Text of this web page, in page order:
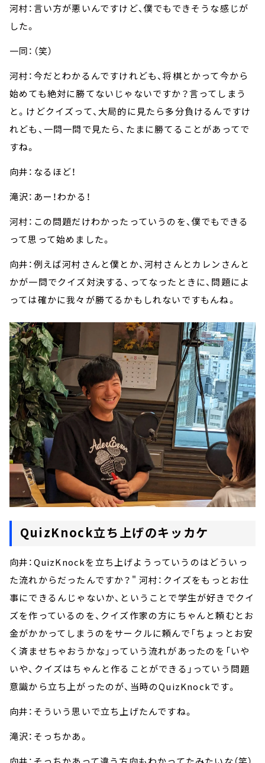
河村：言い方が悪いんですけど、僕でもできそうな感じが
した。
一同：（笑）
河村：今だとわかるんですけれども、将棋とかって今から
始めても絶対に勝てないじゃないですか？言ってしまう
と。けどクイズって、大局的に見たら多分負けるんですけ
れども、一問一問で見たら、たまに勝てることがあってで
すね。
向井：なるほど！
滝沢：あー！わかる！
河村：この問題だけわかったっていうのを、僕でもできる
って思って始めました。
向井：例えば河村さんと僕とか、河村さんとカレンさんと
かが一問でクイズ対決する、ってなったときに、問題によ
っては確かに我々が勝てるかもしれないですもんね。
QuizKnock立ち上げのキッカケ
向井：QuizKnockを立ち上げようっていうのはどういっ
た流れからだったんですか？" 河村：クイズをもっとお仕
事にできるんじゃないか、ということで学生が好きでクイ
ズを作っているのを、クイズ作家の方にちゃんと頼むとお
金がかかってしまうのをサークルに頼んで「ちょっとお安
く済ませちゃおうかな」っていう流れがあったのを「いや
いや、クイズはちゃんと作ることができる」っていう問題
意識から立ち上がったのが、当時のQuizKnockです。
向井：そういう思いで立ち上げたんですね。
滝沢：そっちかあ。